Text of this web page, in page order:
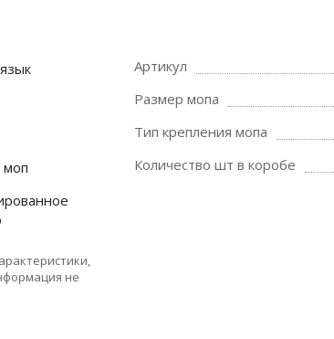
моп
Артикул
Размер мопа
Тип крепления мопа
Количество шт в коробе
не